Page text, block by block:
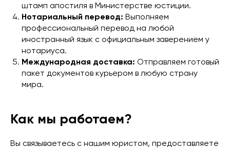
штамп апостиля в Министерстве юстиции.
Нотариальный перевод: Выполняем
профессиональный перевод на любой
иностранный язык с официальным заверением у
нотариуса.
Международная доставка: Отправляем готовый
пакет документов курьером в любую страну
мира.
Как мы работаем?
Вы связываетесь с нашим юристом, предоставляете